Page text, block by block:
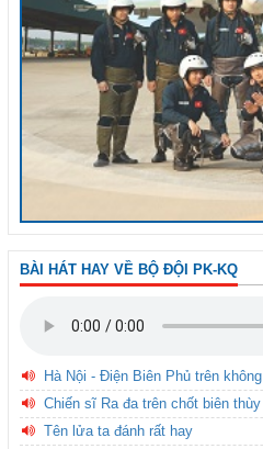
BÀI HÁT HAY VỀ BỘ ĐỘI PK-KQ
Hà Nội - Điện Biên Phủ trên không
Chiến sĩ Ra đa trên chốt biên thùy
Tên lửa ta đánh rất hay